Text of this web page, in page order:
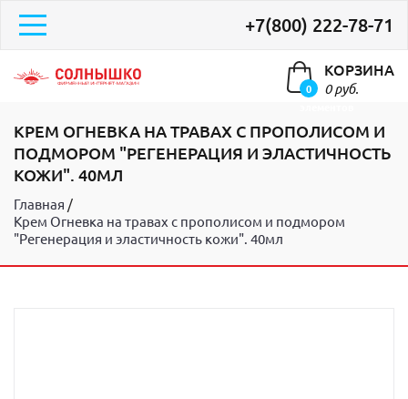
+7(800) 222-78-71
0
КОРЗИНА
0 руб.
КРЕМ ОГНЕВКА НА ТРАВАХ С ПРОПОЛИСОМ И
ПОДМОРОМ "РЕГЕНЕРАЦИЯ И ЭЛАСТИЧНОСТЬ
КОЖИ". 40МЛ
Главная
Крем Огневка на травах с прополисом и подмором
"Регенерация и эластичность кожи". 40мл